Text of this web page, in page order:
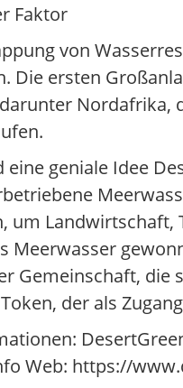
Faktor
von
Die ersten
Nordafrika,
geniale Idee
um
Meerwasser
Gemeinschaft, die
der als
Web: https://